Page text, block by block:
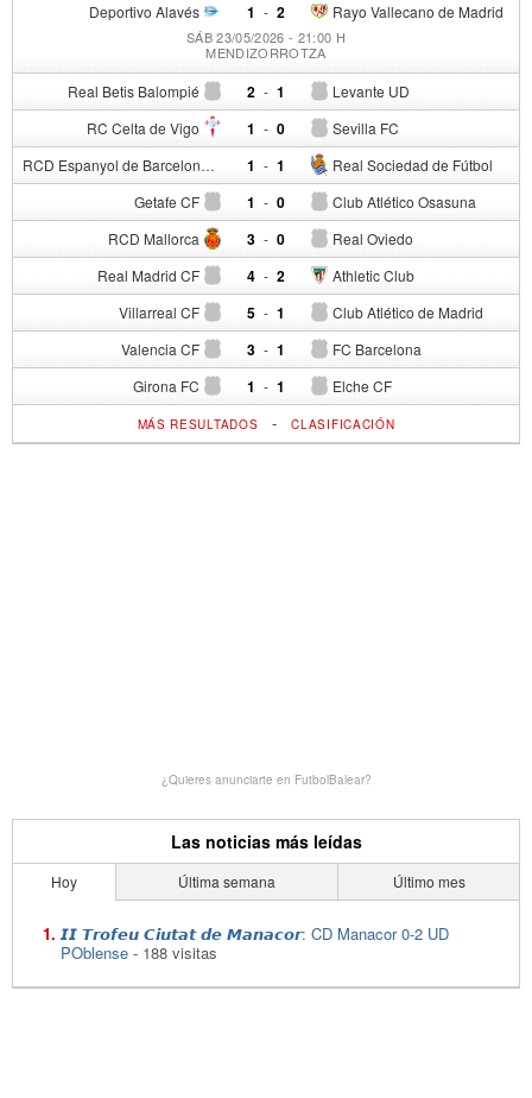
Deportivo Alavés 1 - Rayo Vallecano de Madrid
2
SÁB 23/05/2026 - 21:00 H
MENDIZORROTZA
Real Betis Balompié 2 - Levante UD
1
RC Celta de Vigo 1 - Sevilla FC
0
RCD Espanyol de Barcelona 1 - Real Sociedad de Fútbol
1
Getafe CF 1 - Club Atlético Osasuna
0
RCD Mallorca 3 - Real Oviedo
0
Real Madrid CF 4 - Athletic Club
2
Villarreal CF 5 - Club Atlético de Madrid
1
Valencia CF 3 - FC Barcelona
1
Girona FC 1 - Elche CF
1
MÁS RESULTADOS -CLASIFICACIÓN
¿Quieres anunciarte en FutbolBalear?
Las noticias más leídas
Hoy Última semana Último mes
𝙄𝙄 𝙏𝙧𝙤𝙛𝙚𝙪 𝘾𝙞𝙪𝙩𝙖𝙩 𝙙𝙚 𝙈𝙖𝙣𝙖𝙘𝙤𝙧: CD Manacor 0-2 UD
POblense - 188 visitas